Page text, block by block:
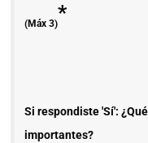
(Máx 3)*
Si respondiste 'Sí':
importantes?